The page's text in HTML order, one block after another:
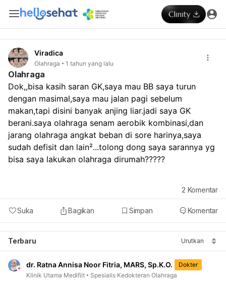
Viradica
Olahraga 1 tahun yang lalu
Olahraga
Dok,,bisa kasih saran GK,saya mau BB saya turun
dengan masimal,saya mau jalan pagi sebelum
makan,tapi disini banyak anjing liar.jadi saya GK
berani.saya olahraga senam aerobik kombinasi,dan
jarang olahraga angkat beban di sore harinya,saya
sudah defisit dan lain²...tolong dong saya sarannya yg
bisa saya lakukan olahraga dirumah?????
Suka Bagikan Simpan Komentar
2 Komentar
Terbaru Urutkan
dr. Ratna Annisa Noor Fitria, MARS, Sp.K.O.
Dokter
Klinik Utama Medifiit
Spesialis Kedokteran Olahraga